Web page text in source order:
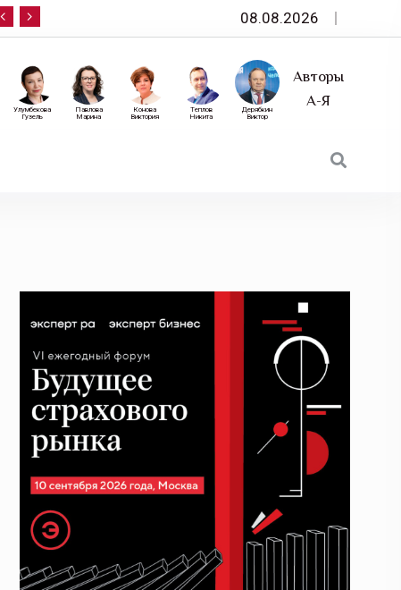
10 сентября — «Эксперт РА» приглашает на
08.08.2026
Авторы
А-Я
Дерябкин
Виктор
Теплов
Никита
Конова
Виктория
Павлова
Марина
Улумбекова
Гузель